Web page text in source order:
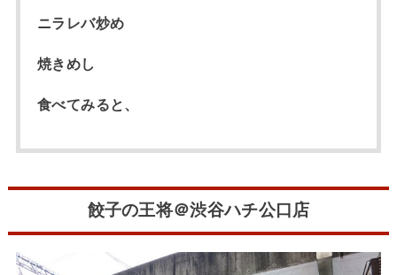
ニラレバ炒め
焼きめし
食べてみると、
餃子の王将＠渋谷ハチ公口店